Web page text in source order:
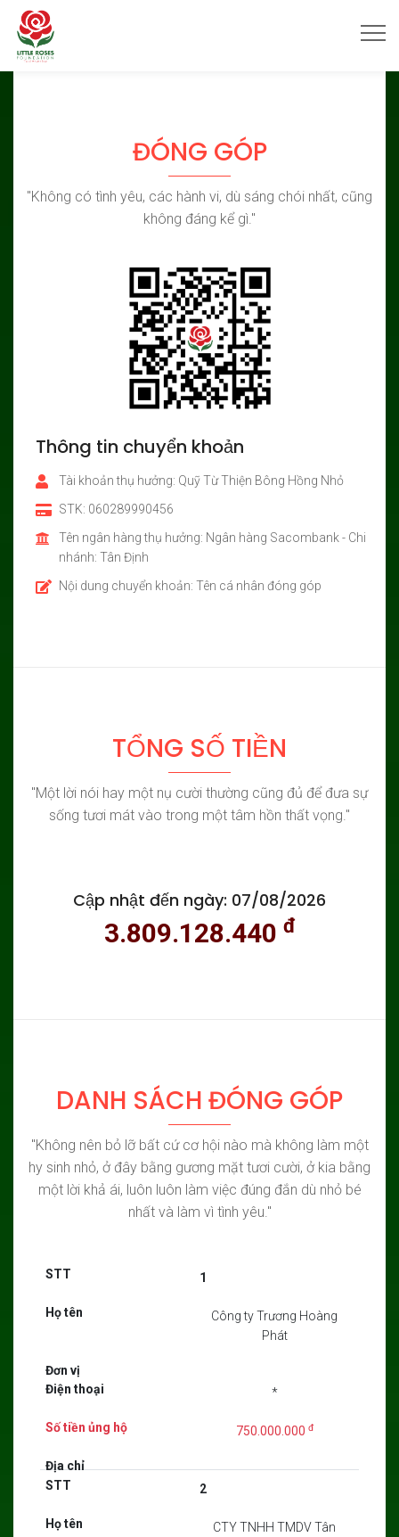
ĐÓNG GÓP
"Không có tình yêu, các hành vi, dù sáng chói nhất, cũng
không đáng kể gì."
Thông tin chuyển khoản
Tài khoản thụ hưởng: Quỹ Từ Thiện Bông Hồng Nhỏ
STK: 060289990456
Tên ngân hàng thụ hưởng: Ngân hàng Sacombank - Chi
nhánh: Tân Định
Nội dung chuyển khoản: Tên cá nhân đóng góp
TỔNG SỐ TIỀN
"Một lời nói hay một nụ cười thường cũng đủ để đưa sự
sống tươi mát vào trong một tâm hồn thất vọng."
Cập nhật đến ngày: 07/08/2026
3.809.128.440 đ
DANH SÁCH ĐÓNG GÓP
"Không nên bỏ lỡ bất cứ cơ hội nào mà không làm một
hy sinh nhỏ, ở đây bằng gương mặt tươi cười, ở kia bằng
một lời khả ái, luôn luôn làm việc đúng đắn dù nhỏ bé
nhất và làm vì tình yêu."
1
Công ty Trương Hoàng
Phát
*
750.000.000 đ
2
CTY TNHH TMDV Tân